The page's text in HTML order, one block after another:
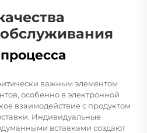
важным элементом
особенно в электронной
взаимодействие с продуктом
Индивидуальные
вставками создают